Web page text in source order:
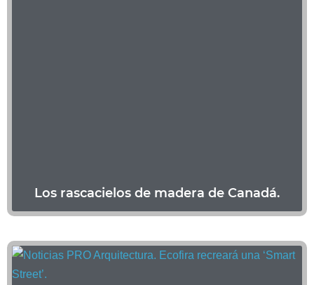
Los rascacielos de madera de Canadá.